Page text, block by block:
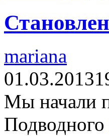
mariana
01.03.2013
Мы начали
Подводного